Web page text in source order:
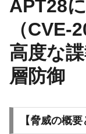
APT28
（CVE-
高度な
層防御
【脅威の概要